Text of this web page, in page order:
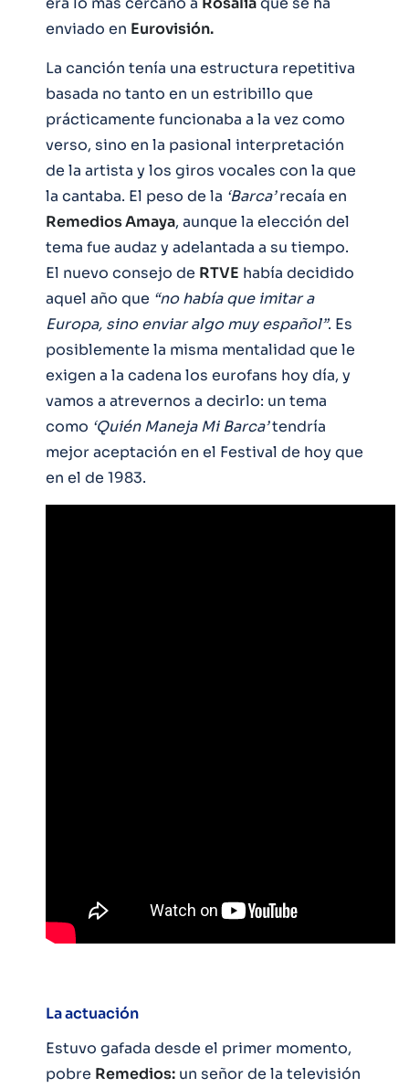
enviado en Eurovisión.
La canción tenía una estructura repetitiva
basada no tanto en un estribillo que
prácticamente funcionaba a la vez como
verso, sino en la pasional interpretación
de la artista y los giros vocales con la que
la cantaba. El peso de la ‘Barca’recaía en
Remedios Amaya, aunque la elección del
tema fue audaz y adelantada a su tiempo.
El nuevo consejo de RTVE había decidido
aquel año que “no había que imitar a
Europa, sino enviar algo muy español”. Es
posiblemente la misma mentalidad que le
exigen a la cadena los eurofans hoy día, y
vamos a atrevernos a decirlo: un tema
como ‘Quién Maneja Mi Barca’tendría
mejor aceptación en el Festival de hoy que
en el de 1983.
La actuación
Estuvo gafada desde el primer momento,
pobre Remedios: un señor de la televisión